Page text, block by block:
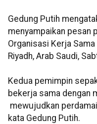
Gedung Putih
menyampaikan pesan
Organisasi Kerja
Riyadh, Arab Saudi,
Kedua pemimpin
bekerja sama dengan
mewujudkan
kata Gedung Putih.